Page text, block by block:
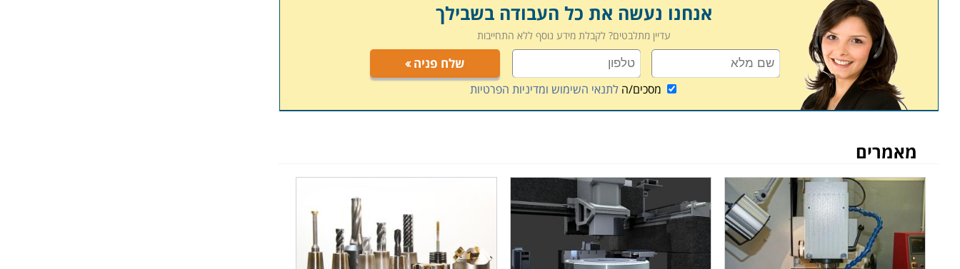
אנחנו נעשה את כל העבודה בשבילך
עדיין מתלבטים? לקבלת מידע נוסף ללא התחייבות
שלח פניה
מסכים/הלתנאי השימוש ומדיניות הפרטיות
מאמרים